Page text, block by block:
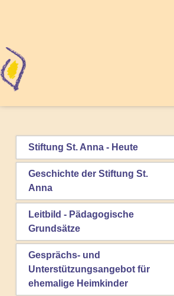
Stiftung St. Anna - Heute
Geschichte der Stiftung St.
Anna
Leitbild - Pädagogische
Grundsätze
Gesprächs- und
Unterstützungsangebot für
ehemalige Heimkinder